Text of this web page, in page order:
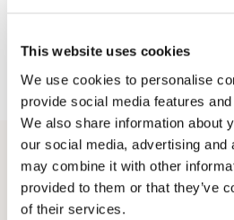
This website uses cookies
We use cookies to personalise
provide social media features
We also share information about
our social media, advertising and
may combine it with other
provided to them or that they’ve
of their services.
DEEL
Gerelateerde